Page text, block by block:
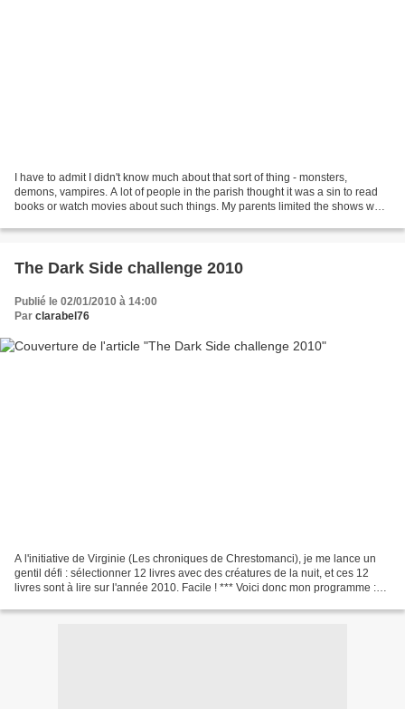
I have to admit I didn't know much about that sort of thing - monsters,
demons, vampires. A lot of people in the parish thought it was a sin to read
books or watch movies about such things. My parents limited the shows we
The Dark Side challenge 2010
Publié le 02/01/2010 à 14:00
Par clarabel76
A l'initiative de Virginie (Les chroniques de Chrestomanci), je me lance un
gentil défi : sélectionner 12 livres avec des créatures de la nuit, et ces 12
livres sont à lire sur l'année 2010. Facile ! *** Voici donc mon programme :